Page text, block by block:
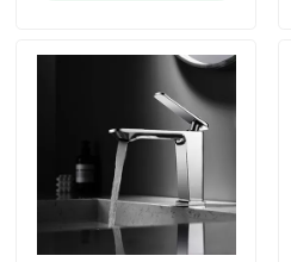
Videos
Over ons
Fabrieksrondleiding